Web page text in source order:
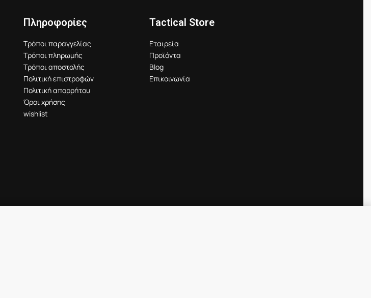
Πληροφορίες
Τρόποι παραγγελίας
Τρόποι πληρωμής
Τρόποι αποστολής
Πολιτική επιστροφών
Πολιτική απορρήτου
Όροι χρήσης
wishlist
Tactical Store
Εταιρεία
Προϊόντα
Blog
Επικοινωνία